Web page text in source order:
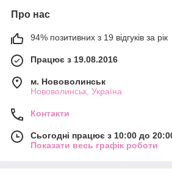
Про нас
94% позитивних з 19 відгуків за рік
Працює з 19.08.2016
м. Нововолинськ
Нововолинськ, Україна
Контакти
Сьогодні працює з 10:00 до
Показати весь графік роботи